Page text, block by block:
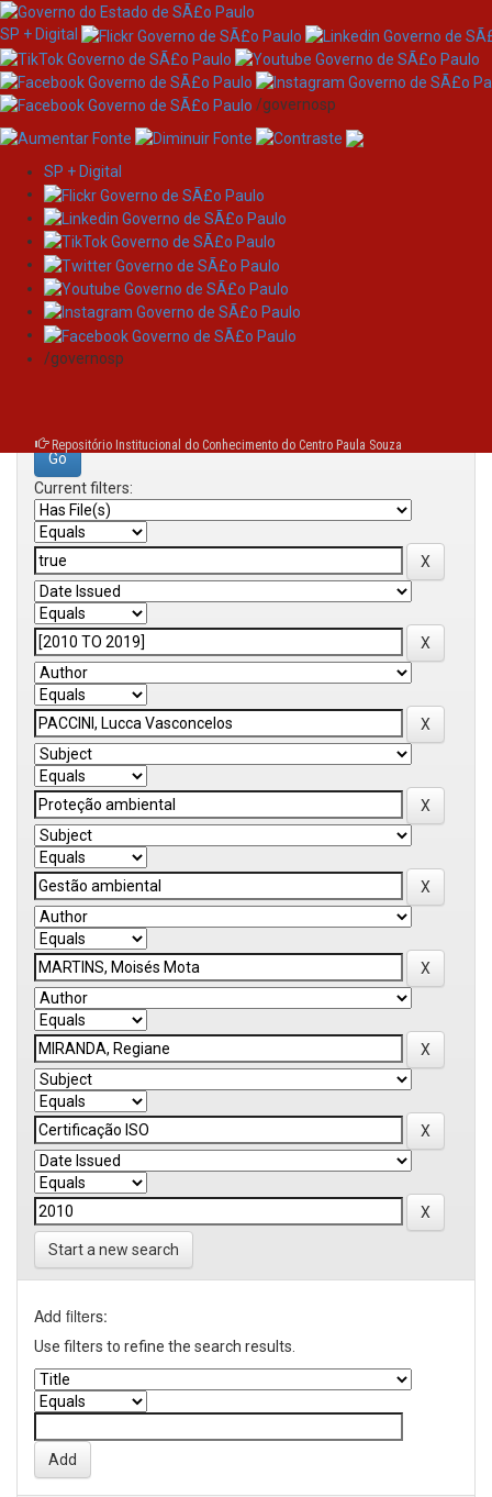
Skip
navigation
SP + Digital
/governosp
SP + Digital
/governosp
Repositório Institucional do Conhecimento do Centro Paula Souza
Search
Search:
Current filters:
Start a new search
Add filters:
Use filters to refine the search results.